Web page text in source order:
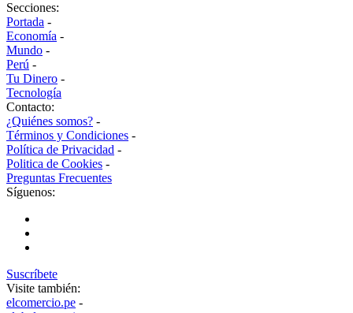
Secciones:
Portada -
Economía -
Mundo -
Perú -
Tu Dinero -
Tecnología
Contacto:
¿Quiénes somos? -
Términos y Condiciones -
Política de Privacidad -
Politica de Cookies -
Preguntas Frecuentes
Síguenos:
Suscríbete
Visite también:
elcomercio.pe -